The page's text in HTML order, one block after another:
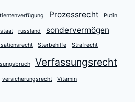
Prozessrecht Putin
russland
sondervermögen
Sterbehilfe Strafrecht
Verfassungsrecht
versicherungsrecht Vitamin